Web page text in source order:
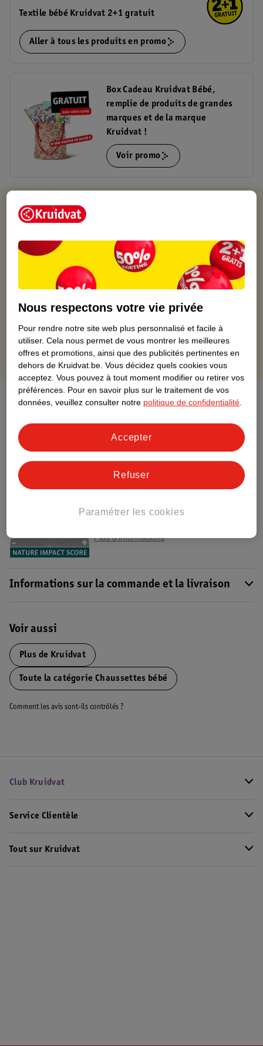
Textile bébé Kruidvat 2+1 gratuit
Aller à tous les produits en promo
Box Cadeau Kruidvat Bébé,
remplie de produits de grandes
marques et de la marque
Kruidvat !
Voir promo
Kruidvat est toujours avantageux
toujours un magasin à proximité
Commandé avant 22h en semaine, livré le lendemain
Livraison à domicile gratuite à partir de 50 euros ou
livraison gratuite sur divers produits promotionnels
Retours gratuits dans un délai de 30 jours
À propos de ce produit
Informations relatives au produit
Informations figurant sur l'étiquette
Ce produit n’a (pas encore) de "Nature
Plus d’informations
Informations sur la commande et la livraison
Voir aussi
Plus de Kruidvat
Toute la catégorie Chaussettes bébé
Comment les avis sont-ils contrôlés ?
Club Kruidvat
Service Clientèle
Tout sur Kruidvat
Nous respectons votre vie privée
Pour rendre notre site web plus personnalisé et facile à
utiliser. Cela nous permet de vous montrer les meilleures
offres et promotions, ainsi que des publicités pertinentes en
dehors de Kruidvat.be. Vous décidez quels cookies vous
acceptez. Vous pouvez à tout moment modifier ou retirer vos
préférences. Pour en savoir plus sur le traitement de vos
données, veuillez consulter notre politique de confidentialité.
Paramétrer les cookies
Refuser
Accepter